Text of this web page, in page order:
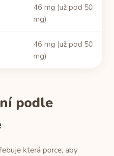
46 mg (už pod 50
mg)
46 mg (už pod 50
mg)
podle
která porce, aby